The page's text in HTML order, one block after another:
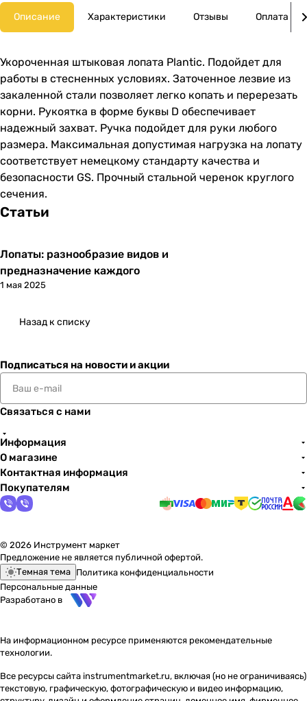
Описание Характеристики Отзывы Оплата
Укороченная штыковая лопата Plantic. Подойдет для
работы в стесненных условиях. Заточенное лезвие из
закаленной стали позволяет легко копать и перерезать
корни. Рукоятка в форме буквы D обеспечивает
надежный захват. Ручка подойдет для руки любого
размера. Максимальная допустимая нагрузка на лопату
соответствует немецкому стандарту качества и
безопасности GS. Прочный стальной черенок круглого
сечения.
Статьи
Лопаты: разнообразие видов и
предназначение каждого
1 мая 2025
Назад к списку
Подписаться на новости и акции
Связаться с нами
Информация
О магазине
Контактная информация
Покупателям
© 2026 Инструмент маркет
Предложение не является публичной офертой.
Темная тема Политика конфиденциальности
Персональные данные
Разработано в
На информационном ресурсе применяются рекомендательные
технологии.
Все ресурсы сайта instrumentmarket.ru, включая (но не ограничиваясь)
текстовую, графическую, фотографическую и видео информацию,